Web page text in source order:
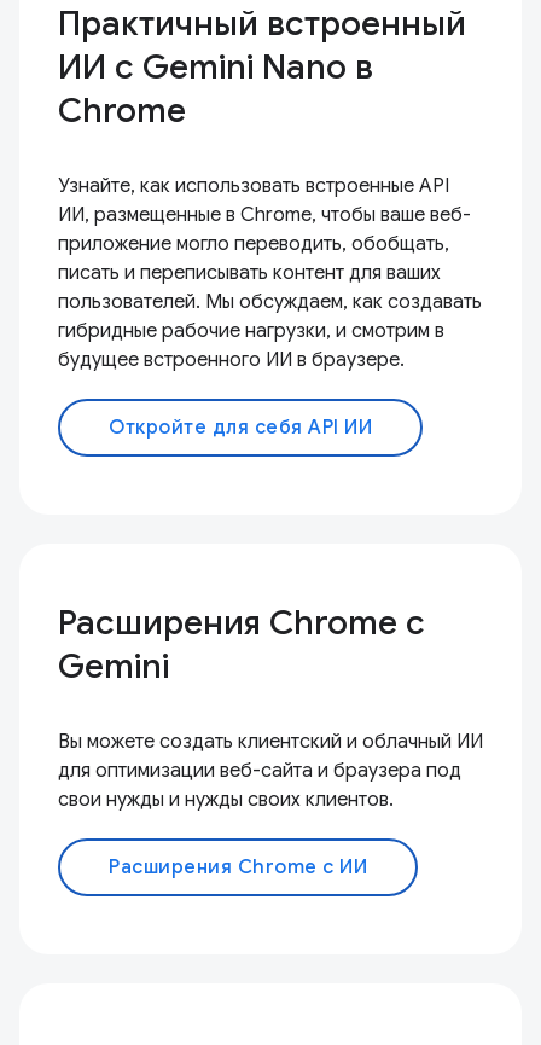
Практичный встроенный
ИИ с Gemini Nano в
Chrome
Узнайте, как использовать встроенные API
ИИ, размещенные в Chrome, чтобы ваше веб-
приложение могло переводить, обобщать,
писать и переписывать контент для ваших
пользователей. Мы обсуждаем, как создавать
гибридные рабочие нагрузки, и смотрим в
будущее встроенного ИИ в браузере.
Откройте для себя API ИИ
Расширения Chrome с
Gemini
Вы можете создать клиентский и облачный ИИ
для оптимизации веб-сайта и браузера под
свои нужды и нужды своих клиентов.
Расширения Chrome с ИИ